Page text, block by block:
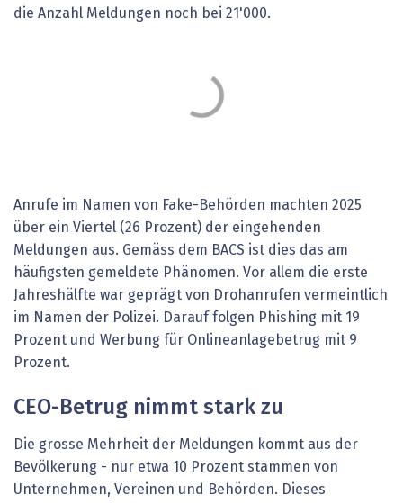
die Anzahl Meldungen noch bei 21'000.
Anrufe im Namen von Fake-Behörden machten 2025
über ein Viertel (26 Prozent) der eingehenden
Meldungen aus. Gemäss dem BACS ist dies das am
häufigsten gemeldete Phänomen. Vor allem die erste
Jahreshälfte war geprägt von Drohanrufen vermeintlich
im Namen der Polizei. Darauf folgen Phishing mit 19
Prozent und Werbung für Onlineanlagebetrug mit 9
Prozent.
CEO-Betrug nimmt stark zu
Die grosse Mehrheit der Meldungen kommt aus der
Bevölkerung - nur etwa 10 Prozent stammen von
Unternehmen, Vereinen und Behörden. Dieses